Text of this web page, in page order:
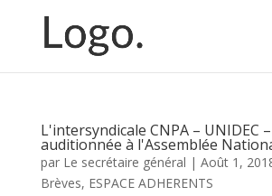
L'intersyndicale CNPA – UNIDEC –
auditionnée à l'Assemblée
par Le secrétaire général | Août 1,
Brèves, ESPACE ADHERENTS